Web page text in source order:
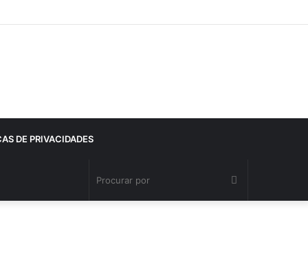
DE PRIVACIDADES